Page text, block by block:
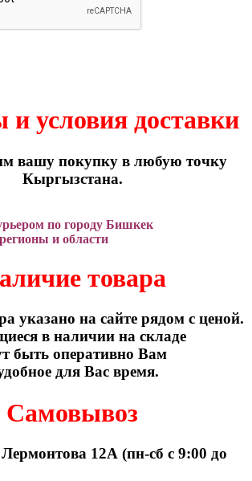
и условия доставки
вашу покупку в любую точку
Кыргызстана.
по городу Бишкек
и области
товара
указано на сайте рядом с ценой.
в наличии на складе
быть оперативно Вам
для Вас время.
Самовывоз
12А (пн-сб с 9:00 до